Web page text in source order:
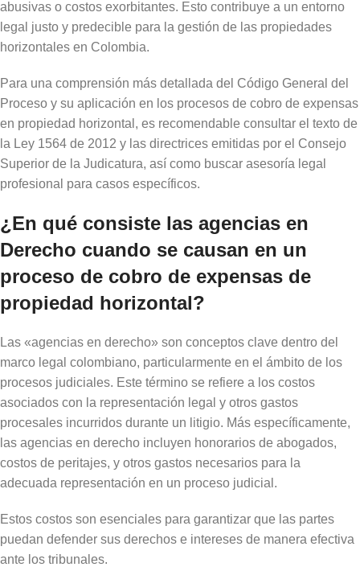
abusivas o costos exorbitantes. Esto contribuye a un entorno
legal justo y predecible para la gestión de las propiedades
horizontales en Colombia.
Para una comprensión más detallada del Código General del
Proceso y su aplicación en los procesos de cobro de expensas
en propiedad horizontal, es recomendable consultar el texto de
la Ley 1564 de 2012 y las directrices emitidas por el Consejo
Superior de la Judicatura, así como buscar asesoría legal
profesional para casos específicos.
¿En qué consiste las agencias en
Derecho cuando se causan en un
proceso de cobro de expensas de
propiedad horizontal?
Las «agencias en derecho» son conceptos clave dentro del
marco legal colombiano, particularmente en el ámbito de los
procesos judiciales. Este término se refiere a los costos
asociados con la representación legal y otros gastos
procesales incurridos durante un litigio. Más específicamente,
las agencias en derecho incluyen honorarios de abogados,
costos de peritajes, y otros gastos necesarios para la
adecuada representación en un proceso judicial.
Estos costos son esenciales para garantizar que las partes
puedan defender sus derechos e intereses de manera efectiva
ante los tribunales.